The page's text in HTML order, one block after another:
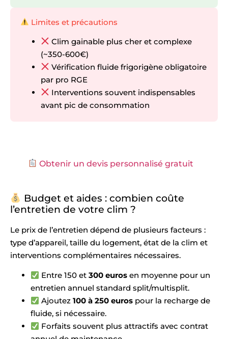
Limites et précautions
Clim gainable plus cher et complexe
(~350-600€)
Vérification fluide frigorigène obligatoire
par pro RGE
Interventions souvent indispensables
avant pic de consommation
Obtenir un devis personnalisé gratuit
Budget et aides : combien coûte
l’entretien de votre clim ?
Le prix de l’entretien dépend de plusieurs facteurs :
type d’appareil, taille du logement, état de la clim et
interventions complémentaires nécessaires.
Entre 150 et300 euros en moyenne pour un
entretien annuel standard split/multisplit.
Ajoutez100 à 250 euros pour la recharge de
fluide, si nécessaire.
Forfaits souvent plus attractifs avec contrat